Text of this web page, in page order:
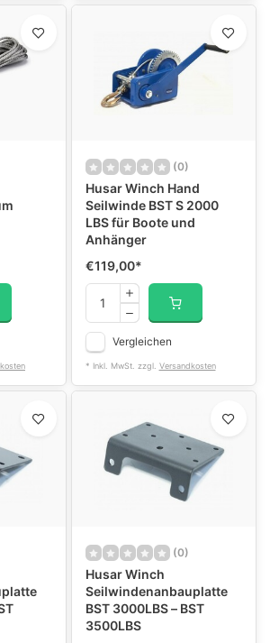
(0)
Husar Winch Hand
Seilwinde BST S 2000
LBS für Boote und
Anhänger
€119,00*
Vergleichen
* Inkl. MwSt. zzgl. Versandkosten
(0)
Husar Winch
Seilwindenanbauplatte
BST 3000LBS – BST
3500LBS